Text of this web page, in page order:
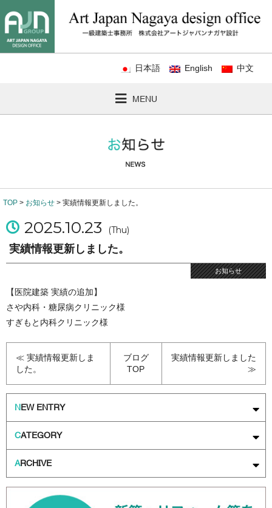
日本語 English 中文
MENU
TOP > お知らせ > 実績情報更新しました。
2025.10.23 (Thu)
実績情報更新しました。
お知らせ
【医院建築 実績の追加】
さや内科・糖尿病クリニック様
すぎもと内科クリニック様
≪ 実績情報更新しま
した。
ブログ
TOP
実績情報更新しました
≫
NEW ENTRY
CATEGORY
ARCHIVE